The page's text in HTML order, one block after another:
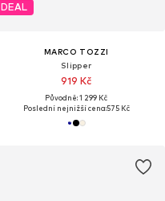
DEAL
MARCO TOZZI
Slipper
919 Kč
Původně: 1 299 Kč
Poslední nejnižší cena:575 Kč